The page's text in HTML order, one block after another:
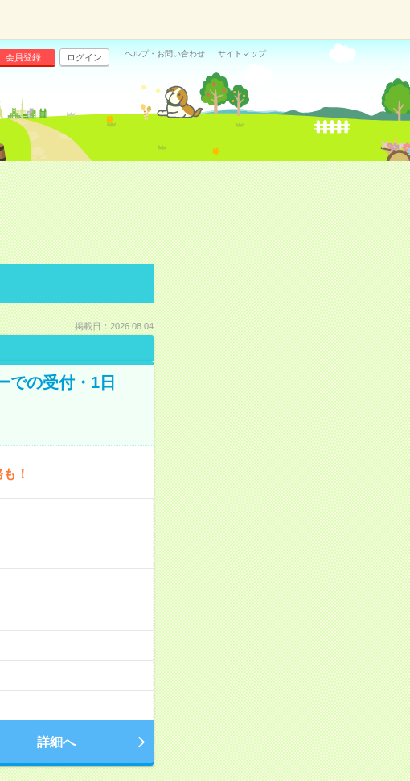
会員登録 ログイン ヘルプ・お問い合わせ サイトマップ
掲載日：2026.08.04
での受付・1日
！
詳細へ